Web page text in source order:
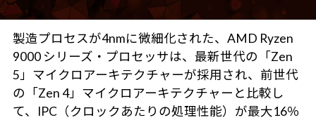
製造プロセスが4nmに微細化された、AMD Ryzen
9000 シリーズ・プロセッサは、最新世代の「Zen
5」マイクロアーキテクチャーが採用され、前世代
の「Zen 4」マイクロアーキテクチャーと比較し
て、IPC（クロックあたりの処理性能）が最大16％